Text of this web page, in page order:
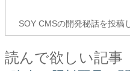
SOY CMSの開発秘話を投稿
読んで欲しい記事